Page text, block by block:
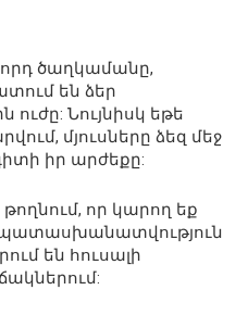
ծաղկամանը,
են ձեր
ուժը: Նույնիսկ եթե
մյուսները ձեզ մեջ
իր արժեքը:
որ կարող եք
պատասխանատվություն
են հուսալի